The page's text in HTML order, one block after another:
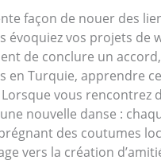
façon de nouer des
évoquiez vos projets de
de conclure un
en Turquie, apprendre
vous rencontrez
nouvelle danse :
des coutumes
vers la création